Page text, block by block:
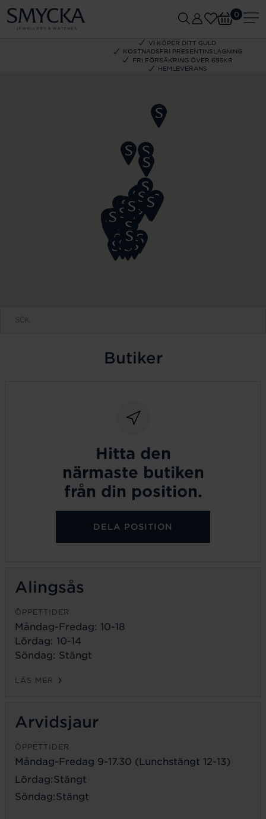
VI KÖPER DITT GULD
KOSTNADSFRI PRESENTINSLAGNING
FRI FÖRSÄKRING ÖVER 695KR
HEMLEVERANS
0
Butiker
Hitta den
närmaste butiken
från din position.
DELA POSITION
Alingsås
ÖPPETTIDER
Måndag-Fredag: 10-18
Lördag: 10-14
Söndag: Stängt
LÄS MER
Arvidsjaur
ÖPPETTIDER
Måndag-Fredag 9-17.30 (Lunchstängt 12-13)
Lördag:Stängt
Söndag:Stängt